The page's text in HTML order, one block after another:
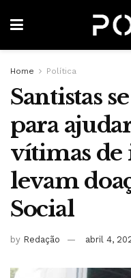
Home Política
Santistas
para
vítimas de
levam
Social
by Redação abril 4,